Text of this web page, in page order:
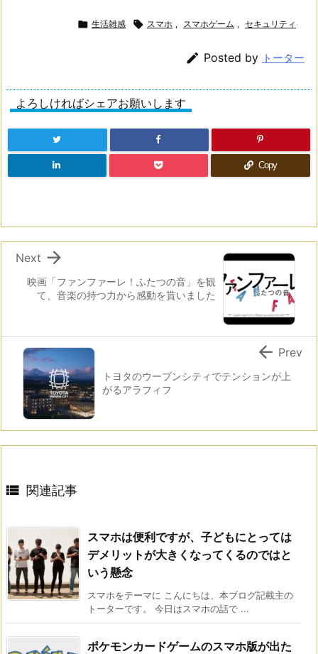
 生活雑感  スマホ , スマホゲーム , セキュリティ
 Posted by トーター
よろしければシェアお願いします
Copy
映画「ファンファーレ！ふたつの音」を観
て、音楽の持つ力から感動を貰いました

Next
トヨタのウーブンシティでテンションが上
がるアラフィフ
 Prev
 関連記事
スマホは便利ですが、子どもにとっては
デメリットが大きくなってくるのではと
いう懸念
スマホをテーマに こんにちは、本ブログ記載主の
トーターです。 今日はスマホの話で ...
ポケモンカードゲームのスマホ版が出た